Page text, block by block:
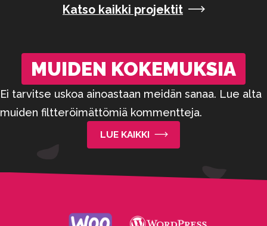
Katso kaikki projektit
MUIDEN KOKEMUKSIA
Ei tarvitse uskoa ainoastaan meidän sanaa. Lue alta
muiden filtteröimättömiä kommentteja.
LUE KAIKKI